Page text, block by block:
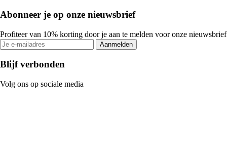
Abonneer je op onze nieuwsbrief
Profiteer van 10% korting door je aan te melden voor onze nieuwsbrief
Aanmelden
Blijf verbonden
Volg ons op sociale media